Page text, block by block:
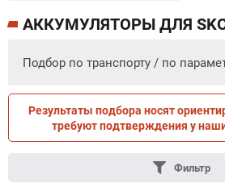
АККУМУЛЯТОРЫ ДЛЯ
Подбор по транспорту / по
ПО ТРАНСПОРТУ
Результаты подбора носят
требуют подтверждения у
Фильтр